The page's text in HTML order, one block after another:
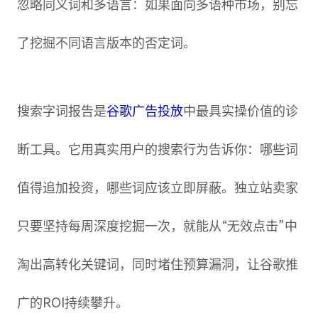
忽略同义词和多语言：如果面向多语种市场，别忘
了挖掘不同语言版本的否定词。
搜索字词报告是谷歌广告投放中最具实操价值的诊
断工具。它用真实用户的搜索行为告诉你：哪些词
值得追加投资，哪些词应该立即屏蔽。独立站卖家
只要坚持每周深度挖掘一次，就能从“无效点击”中
淘出高转化关键词，同时堵住预算漏洞，让谷歌推
广的ROI持续攀升。